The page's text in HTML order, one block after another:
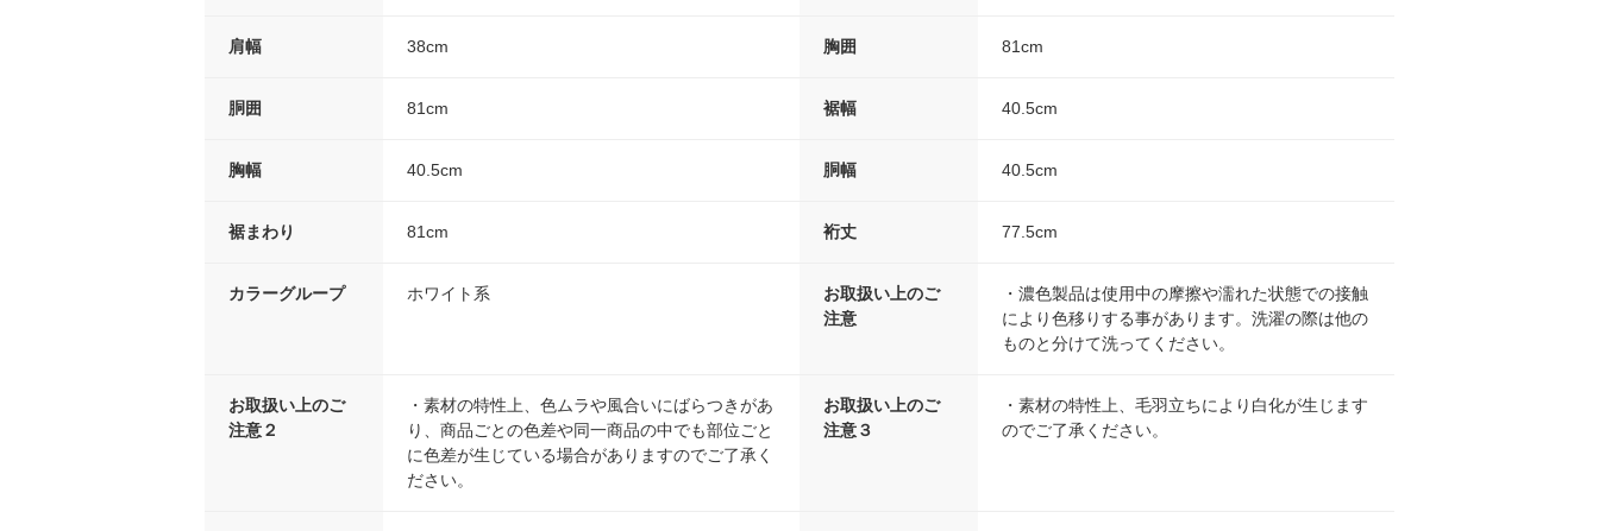
肩幅 38cm 胸囲 81cm
胴囲 81cm 裾幅 40.5cm
胸幅 40.5cm 胴幅 40.5cm
裾まわり 81cm 裄丈 77.5cm
カラーグループ ホワイト系
お取扱い上のご
注意
・濃色製品は使用中の摩擦や濡れた状態での接触
により色移りする事があります。洗濯の際は他の
ものと分けて洗ってください。
お取扱い上のご
注意２
・素材の特性上、色ムラや風合いにばらつきがあ
り、商品ごとの色差や同一商品の中でも部位ごと
に色差が生じている場合がありますのでご了承く
ださい。
お取扱い上のご
注意３
・素材の特性上、毛羽立ちにより白化が生じます
のでご了承ください。